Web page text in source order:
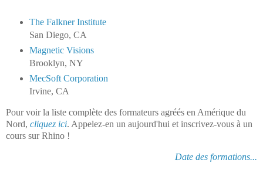
The Falkner Institute
San Diego, CA
Magnetic Visions
Brooklyn, NY
MecSoft Corporation
Irvine, CA
Pour voir la liste complète des formateurs agréés en Amérique du
Nord, cliquez ici. Appelez-en un aujourd'hui et inscrivez-vous à un
cours sur Rhino !
Date des formations...